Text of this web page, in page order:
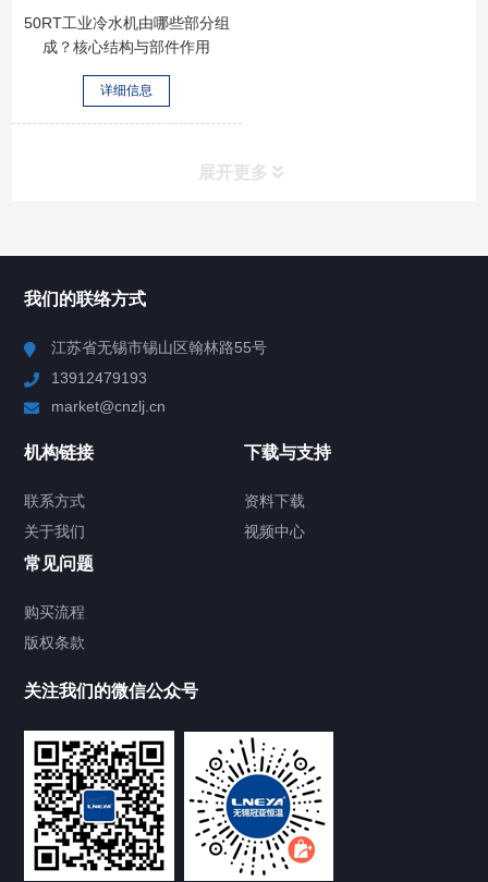
50RT工业冷水机由哪些部分组
成？核心结构与部件作用
详细信息
展开更多
Chiller高精度制冷循环器
TCU温度控制单元
Chiller气体控温系统
Chamber试验箱
FREEZER低温箱
我们的联络方式
江苏省无锡市锡山区翰林路55号
13912479193
market@cnzlj.cn
机构链接
联系方式
关于我们
下载与支持
资料下载
视频中心
常见问题
购买流程
版权条款
关注我们的微信公众号